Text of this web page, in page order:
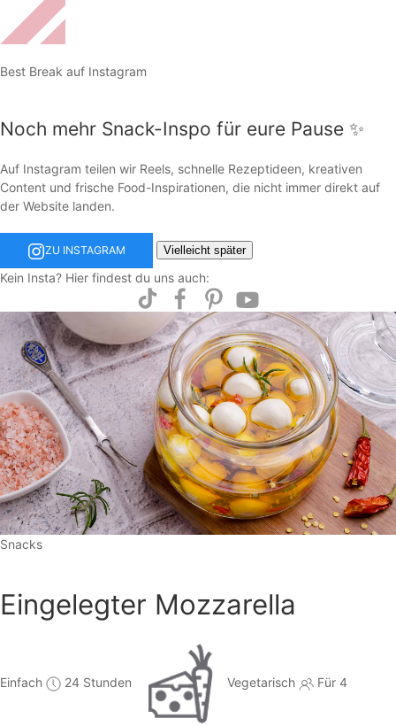
Best Break auf Instagram
Noch mehr Snack-Inspo für eure Pause ✨
Auf Instagram teilen wir Reels, schnelle Rezeptideen, kreativen
Content und frische Food-Inspirationen, die nicht immer direkt auf
der Website landen.
ZU INSTAGRAM Vielleicht später
Kein Insta? Hier findest du uns auch:
Snacks
Eingelegter Mozzarella
Einfach 24 Stunden Vegetarisch Für 4